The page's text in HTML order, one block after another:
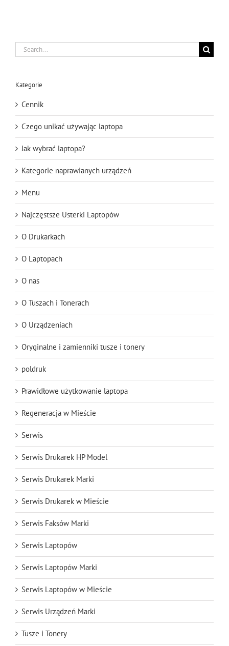
Search
for:
Kategorie
Cennik
Czego unikać używając laptopa
Jak wybrać laptopa?
Kategorie naprawianych urządzeń
Menu
Najczęstsze Usterki Laptopów
O Drukarkach
O Laptopach
O nas
O Tuszach i Tonerach
O Urządzeniach
Oryginalne i zamienniki tusze i tonery
poldruk
Prawidłowe użytkowanie laptopa
Regeneracja w Mieście
Serwis
Serwis Drukarek HP Model
Serwis Drukarek Marki
Serwis Drukarek w Mieście
Serwis Faksów Marki
Serwis Laptopów
Serwis Laptopów Marki
Serwis Laptopów w Mieście
Serwis Urządzeń Marki
Tusze i Tonery